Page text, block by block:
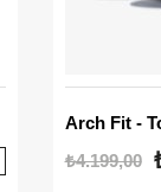
Arch Fit -
₺4.199,00